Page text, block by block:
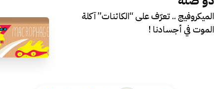
الميكروفيج .. تعرّف على “الكائنات” آكلة
الموت في أجسادنا !